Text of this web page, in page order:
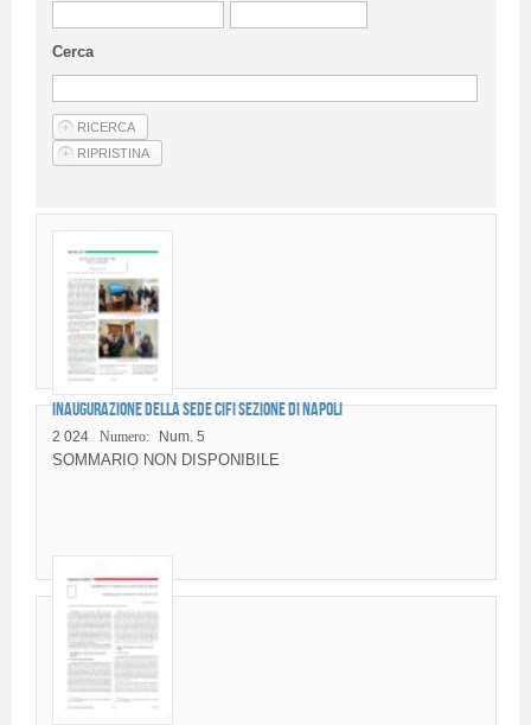
Privacy Policy
Articoli
Fornitori di prodotti e servizi
Cerca
Inaugurazione della Sede CIFI Sezione di Napoli
2 024 Numero: Num. 5
SOMMARIO NON DISPONIBILE